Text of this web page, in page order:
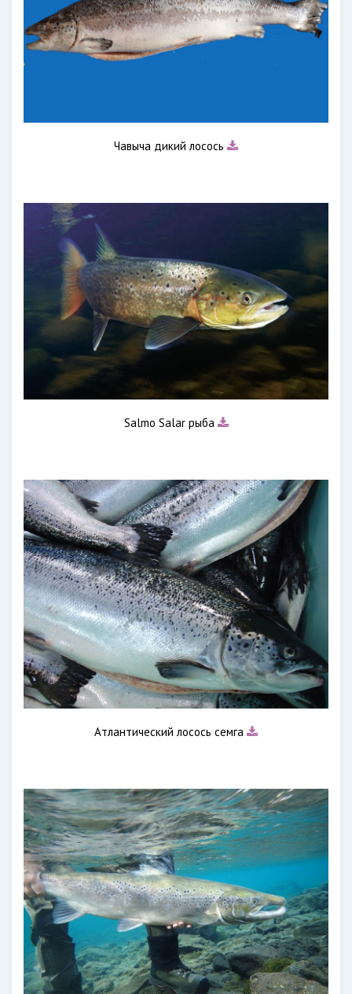
Чавыча дикий лосось
Salmo Salar рыба
Атлантический лосось семга